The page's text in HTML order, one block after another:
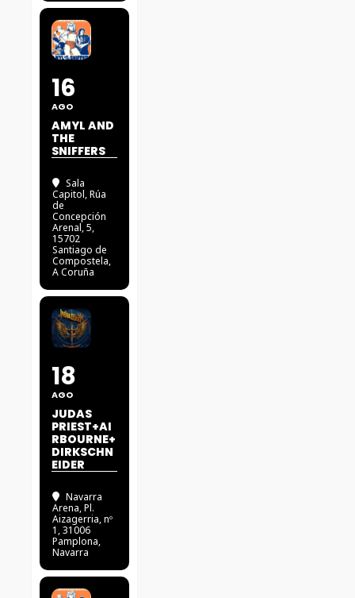
16
AGO
AMYL AND
THE
SNIFFERS
Sala
Capitol, Rúa
de
Concepción
Arenal, 5,
15702
Santiago de
Compostela,
A Coruña
18
AGO
JUDAS
PRIEST+AI
RBOURNE+
DIRKSCHN
EIDER
Navarra
Arena, Pl.
Aizagerria, nº
1, 31006
Pamplona,
Navarra